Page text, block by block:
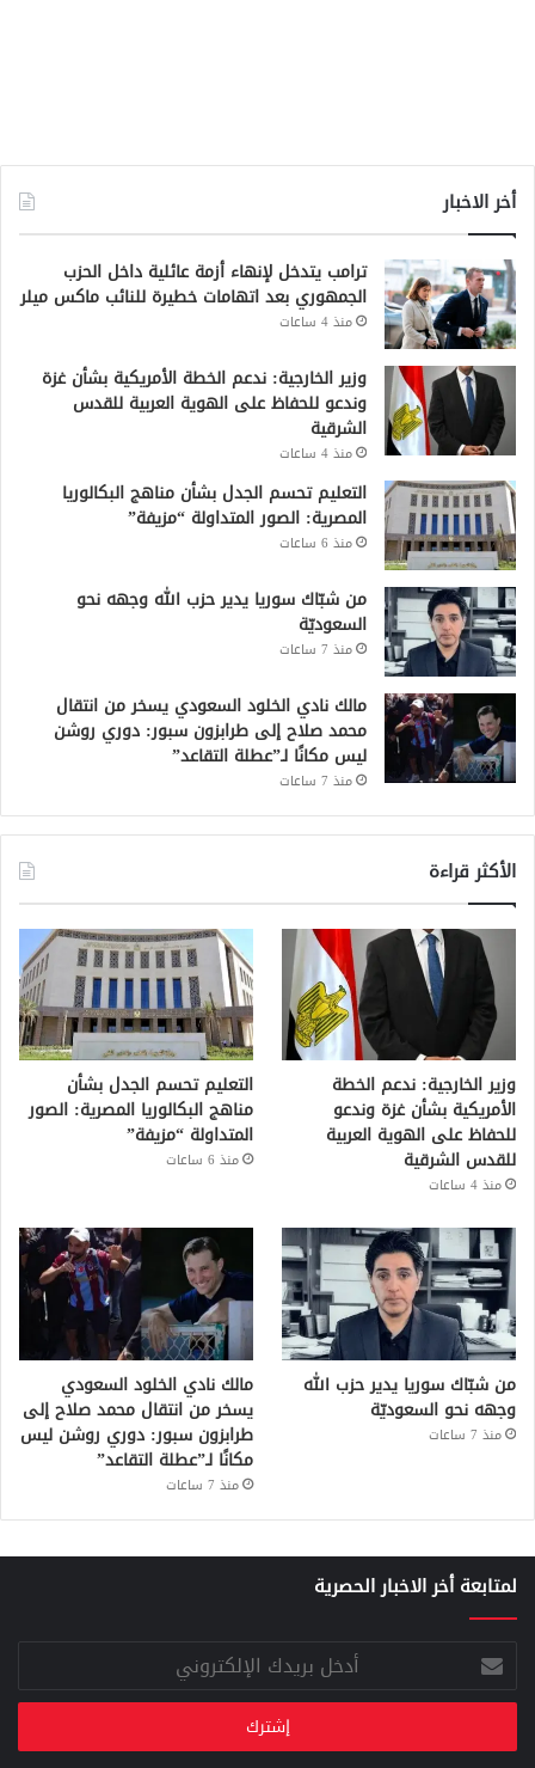
أخر الاخبار
ترامب يتدخل لإنهاء أزمة عائلية داخل الحزب
الجمهوري بعد اتهامات خطيرة للنائب ماكس ميلر
منذ 4 ساعات
وزير الخارجية: ندعم الخطة الأمريكية بشأن غزة
وندعو للحفاظ على الهوية العربية للقدس
الشرقية
منذ 4 ساعات
التعليم تحسم الجدل بشأن مناهج البكالوريا
المصرية: الصور المتداولة “مزيفة”
منذ 6 ساعات
من شبّاك سوريا يدير حزب الله وجهه نحو
السعوديّة
منذ 7 ساعات
مالك نادي الخلود السعودي يسخر من انتقال
محمد صلاح إلى طرابزون سبور: دوري روشن
ليس مكانًا لـ”عطلة التقاعد”
منذ 7 ساعات
الأكثر قراءة
وزير الخارجية: ندعم الخطة
الأمريكية بشأن غزة وندعو
للحفاظ على الهوية العربية
للقدس الشرقية
منذ 4 ساعات
التعليم تحسم الجدل بشأن
مناهج البكالوريا المصرية: الصور
المتداولة “مزيفة”
منذ 6 ساعات
من شبّاك سوريا يدير حزب الله
وجهه نحو السعوديّة
منذ 7 ساعات
مالك نادي الخلود السعودي
يسخر من انتقال محمد صلاح إلى
طرابزون سبور: دوري روشن ليس
مكانًا لـ”عطلة التقاعد”
منذ 7 ساعات
لمتابعة أخر الاخبار الحصرية
أدخل
بريدك
الإلكتروني